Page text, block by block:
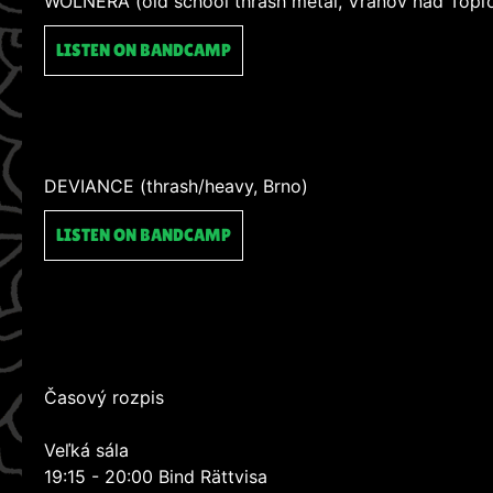
LISTEN ON BANDCAMP
DEVIANCE (thrash/heavy, Brno)
LISTEN ON BANDCAMP
Časový rozpis
Veľká sála
19:15 - 20:00 Bind Rättvisa